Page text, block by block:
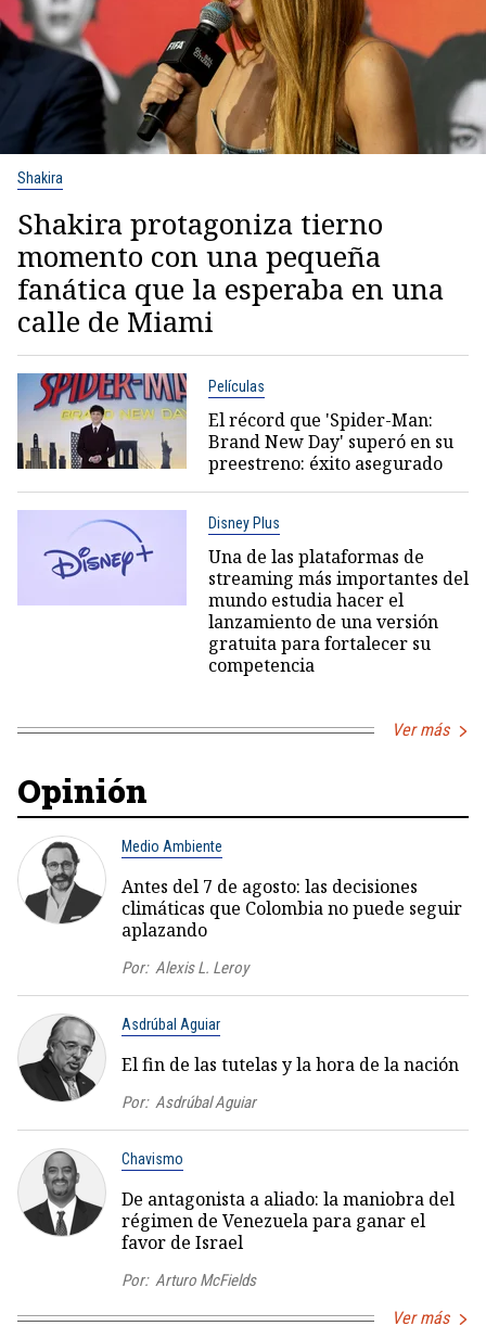
Shakira
Shakira protagoniza tierno
momento con una pequeña
fanática que la esperaba en una
calle de Miami
Películas
El récord que 'Spider-Man:
Brand New Day' superó en su
preestreno: éxito asegurado
Disney Plus
Una de las plataformas de
streaming más importantes del
mundo estudia hacer el
lanzamiento de una versión
gratuita para fortalecer su
competencia
Ver más
Opinión
Medio Ambiente
Antes del 7 de agosto: las decisiones
climáticas que Colombia no puede seguir
aplazando
Por: Alexis L. Leroy
Asdrúbal Aguiar
El fin de las tutelas y la hora de la nación
Por: Asdrúbal Aguiar
Chavismo
De antagonista a aliado: la maniobra del
régimen de Venezuela para ganar el
favor de Israel
Por: Arturo McFields
Ver más